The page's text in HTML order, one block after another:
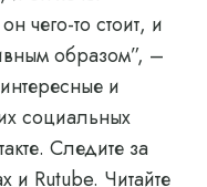
чего-то стоит, и
образом”, –
и
социальных
Следите за
и Rutube. Читайте